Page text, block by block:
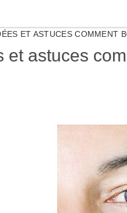
ET ASTUCES COMMENT
et astuces